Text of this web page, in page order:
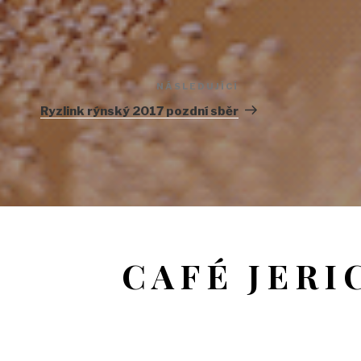
Následující
příspěvek
NÁSLEDUJÍCÍ
Ryzlink rýnský 2017 pozdní sběr
CAFÉ